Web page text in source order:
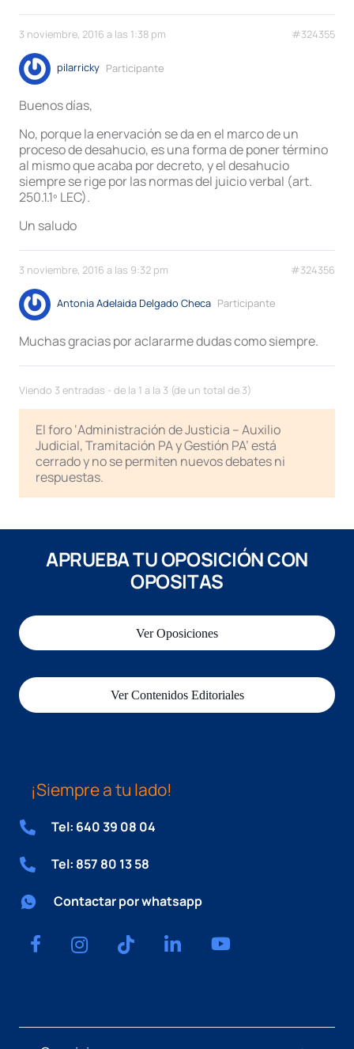
3 noviembre, 2016 a las 1:38 pm #324355
pilarricky Participante
Buenos días,
No, porque la enervación se da en el marco de un
proceso de desahucio, es una forma de poner término
al mismo que acaba por decreto, y el desahucio
siempre se rige por las normas del juicio verbal (art.
250.1.1º LEC).
Un saludo
3 noviembre, 2016 a las 9:32 pm #324356
Antonia Adelaida Delgado Checa Participante
Muchas gracias por aclararme dudas como siempre.
Viendo 3 entradas - de la 1 a la 3 (de un total de 3)
El foro ‘Administración de Justicia – Auxilio
Judicial, Tramitación PA y Gestión PA’ está
cerrado y no se permiten nuevos debates ni
respuestas.
APRUEBA TU OPOSICIÓN CON
OPOSITAS
Ver Oposiciones
Ver Contenidos Editoriales
¡Siempre a tu lado!
Tel: 640 39 08 04
Tel: 857 80 13 58
Contactar por whatsapp